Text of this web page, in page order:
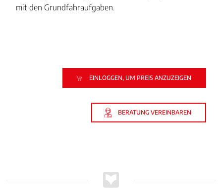
mit den Grundfahraufgaben.
EINLOGGEN, UM PREIS ANZUZEIGEN
BERATUNG VEREINBAREN